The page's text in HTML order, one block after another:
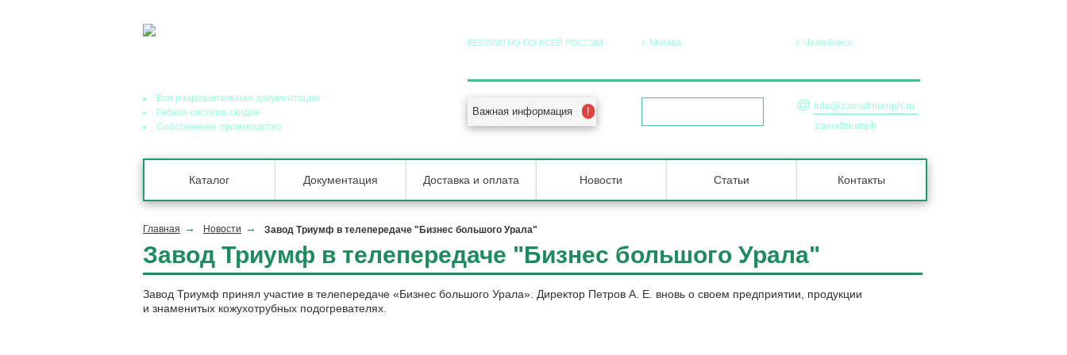
Вся разрешительная документация
Гибкая система скидок
Собственное производство
БЕСПЛАТНО ПО ВСЕЙ РОССИИ г. Москва г. Челябинск
Важная информация @ info@zavodtriumph.ru
zavodtriumph
Каталог Документация Доставка и оплата Новости Статьи Контакты
Главная Новости Завод Триумф в телепередаче "Бизнес большого Урала"
Завод Триумф в телепередаче "Бизнес большого Урала"
Завод Триумф принял участие в телепередаче «Бизнес большого Урала». Директор Петров А. Е. вновь о своем предприятии, продукции
и знаменитых кожухотрубных подогревателях.